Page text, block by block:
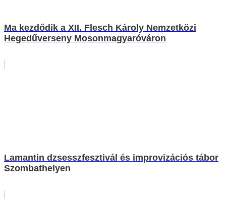
Ma kezdődik a XII. Flesch Károly Nemzetközi
Hegedűverseny Mosonmagyaróváron
Lamantin dzsesszfesztivál és improvizációs tábor
Szombathelyen